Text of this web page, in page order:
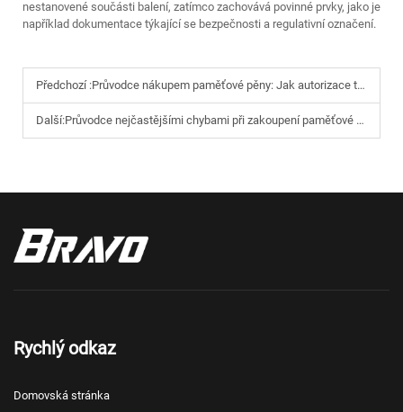
nestanovené součásti balení, zatímco zachovává povinné prvky, jako je
například dokumentace týkající se bezpečnosti a regulativní označení.
Předchozí :Průvodce nákupem paměťové pěny: Jak autorizace tkaniny podle standardu OEKO-TEX podporuje dodržování předpisů při globálních online prodejích
Další:Průvodce nejčastějšími chybami při zakoupení paměťové pěny: Řešení problémů s citlivostí na teplotu a tipy pro výběr dodavatelů
Rychlý odkaz
Domovská stránka